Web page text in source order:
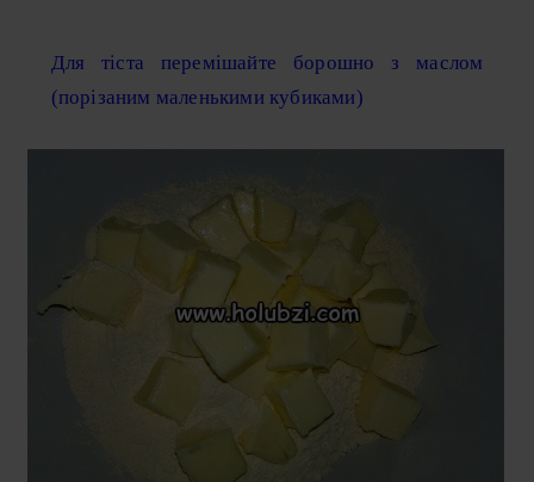
Для тіста перемішайте борошно з маслом
(порізаним маленькими кубиками)